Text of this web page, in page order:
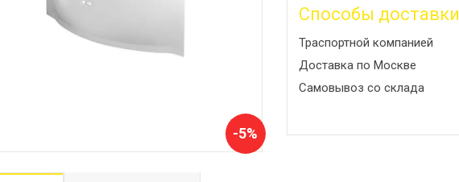
-5%
Способы доставки
Траспортной компанией
Доставка по Москве
Самовывоз со склада